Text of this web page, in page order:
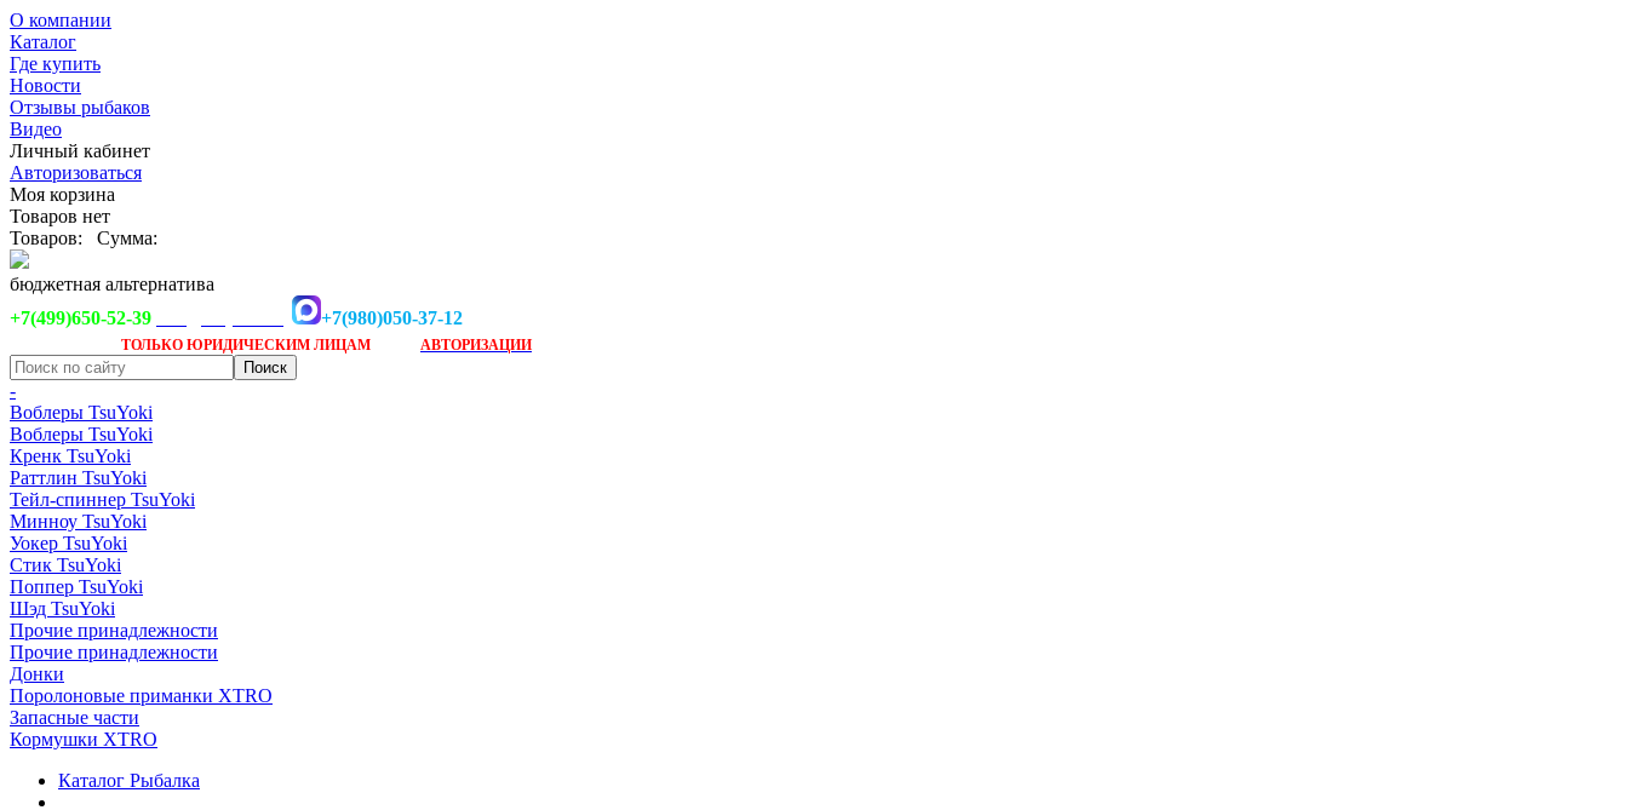
О компании
Каталог
Где купить
Новости
Отзывы рыбаков
Видео
Личный кабинет
Авторизоваться
Моя корзина
Товаров нет
Товаров:
Сумма:
бюджетная альтернатива
+7(499)650-52-39
+7(980)050-37-12
ТОЛЬКО ЮРИДИЧЕСКИМ ЛИЦАМ АВТОРИЗАЦИИ
-
Воблеры TsuYoki
Воблеры TsuYoki
Кренк TsuYoki
Раттлин TsuYoki
Тейл-спиннер TsuYoki
Минноу TsuYoki
Уокер TsuYoki
Стик TsuYoki
Поппер TsuYoki
Шэд TsuYoki
Прочие принадлежности
Прочие принадлежности
Донки
Поролоновые приманки XTRO
Запасные части
Кормушки XTRO
Каталог Рыбалка